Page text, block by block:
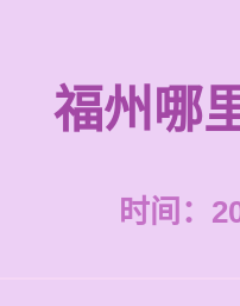
福州哪
时间：